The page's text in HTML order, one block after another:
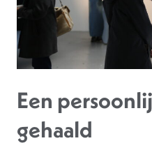
Een
gehaald